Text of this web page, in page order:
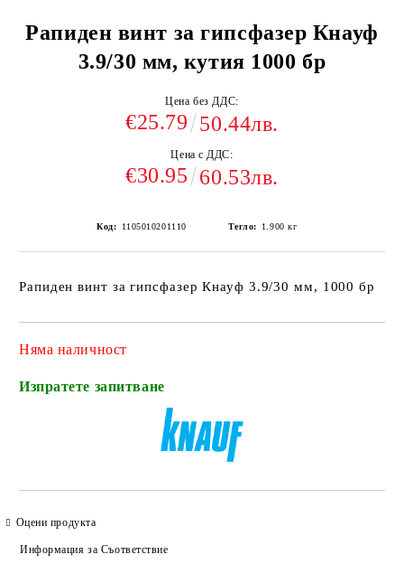
Рапиден винт за гипсфазер Кнауф
3.9/30 мм, кутия 1000 бр
Цена без ДДС:
€25.79 50.44лв.
Цена с ДДС:
€30.95 60.53лв.
Код: 1105010201110 Тегло: 1.900 кг
Рапиден винт за гипсфазер Кнауф 3.9/30 мм, 1000 бр
Няма наличност
Изпратете запитване
Оцени продукта
Информация за Съответствие